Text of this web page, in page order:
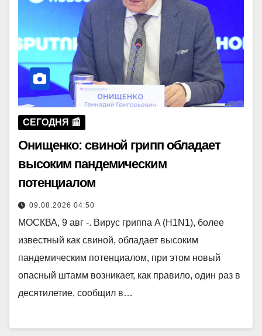
СЕГОДНЯ 📰
Онищенко: свиной грипп обладает
высоким пандемическим
потенциалом
09.08.2026 04:50
МОСКВА, 9 авг -. Вирус гриппа A (H1N1), более
известный как свиной, обладает высоким
пандемическим потенциалом, при этом новый
опасный штамм возникает, как правило, один раз в
десятилетие, сообщил в…